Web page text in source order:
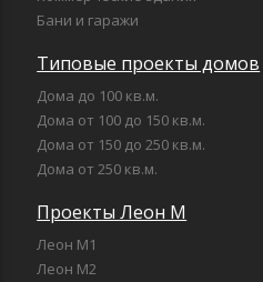
Бани и гаражи
Типовые проекты домов
Дома до 100 кв.м.
Дома от 100 до 150 кв.м.
Дома от 150 до 250 кв.м.
Дома от 250 кв.м.
Проекты Леон М
Леон М1
Леон М2